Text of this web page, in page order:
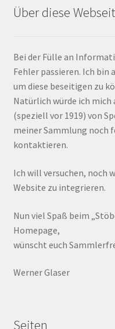
Über diese
Bei der Fülle an
Fehler passieren. Ich bin
um diese beseitigen zu
Natürlich würde ich mich
(speziell vor 1919) von
meiner Sammlung noch
kontaktieren.
Ich will versuchen, noch
Website zu integrieren.
Nun viel Spaß beim
Homepage,
wünscht euch
Werner Glaser
Seiten